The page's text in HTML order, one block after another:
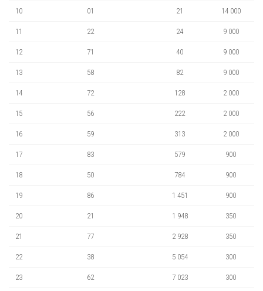
10 01 21 14 000
11 22 24 9 000
12 71 40 9 000
13 58 82 9 000
14 72 128 2 000
15 56 222 2 000
16 59 313 2 000
17 83 579 900
18 50 784 900
19 86 1 451 900
20 21 1 948 350
21 77 2 928 350
22 38 5 054 300
23 62 7 023 300